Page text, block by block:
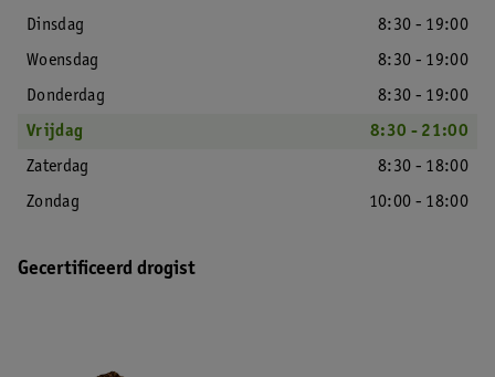
Dinsdag
8:30 - 19:00
Woensdag
8:30 - 19:00
Donderdag
8:30 - 19:00
Vrijdag
8:30 - 21:00
Zaterdag
8:30 - 18:00
Zondag
10:00 - 18:00
Gecertificeerd drogist